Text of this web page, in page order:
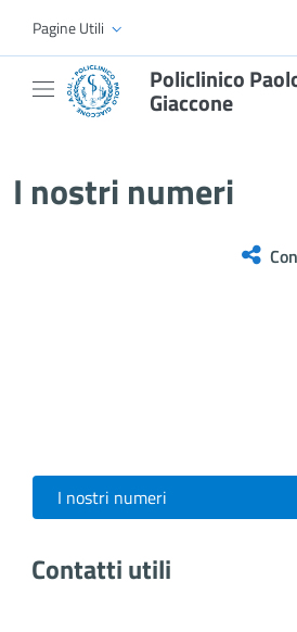
Skip to Main Content
Pagine Utili
Policlinico
Giaccone
I nostri numeri
I nostri numeri
Contatti utili